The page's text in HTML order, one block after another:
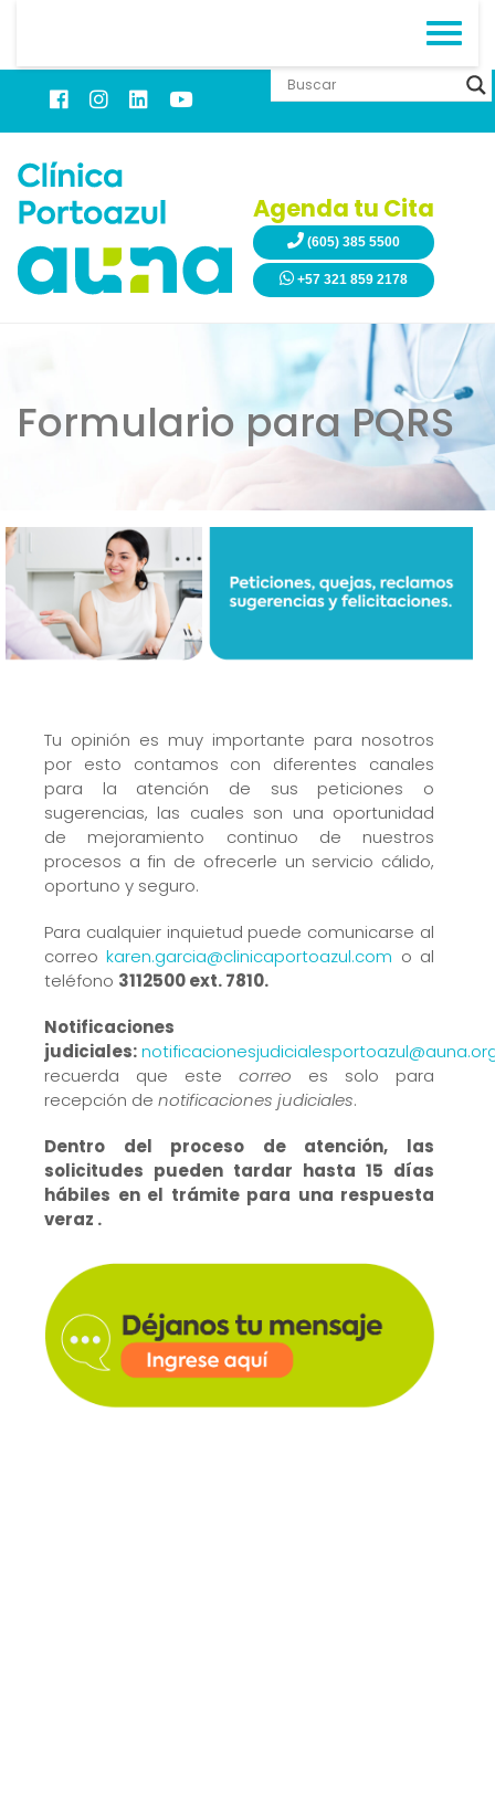
Agenda tu Cita
(605) 385 5500
+57 321 859 2178
Formulario para PQRS
Tu opinión es muy importante para nosotros
por esto contamos con diferentes canales
para la atención de sus peticiones o
sugerencias, las cuales son una oportunidad
de mejoramiento continuo de nuestros
procesos a fin de ofrecerle un servicio cálido,
oportuno y seguro.
Para cualquier inquietud puede comunicarse al
correokaren.garcia@clinicaportoazul.com o al
teléfono 3112500 ext. 7810.
Notificaciones
judiciales:
recuerda que este correo es solo para
recepción de notificaciones judiciales.
Dentro del proceso de atención, las
solicitudes pueden tardar hasta 15 días
hábiles en el trámite para una respuesta
veraz .